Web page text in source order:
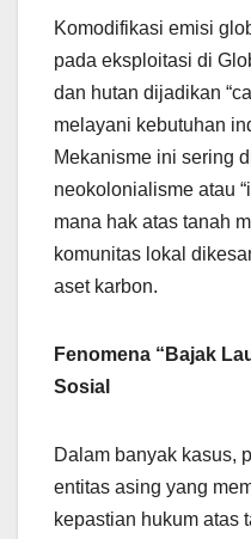
Komodifikasi emisi
pada eksploitasi di
dan hutan dijadikan
melayani kebutuhan
Mekanisme ini sering
neokolonialisme atau
mana hak atas tanah
komunitas lokal
aset karbon.
Fenomena “Bajak
Sosial
Dalam banyak kasus,
entitas asing yang
kepastian hukum atas